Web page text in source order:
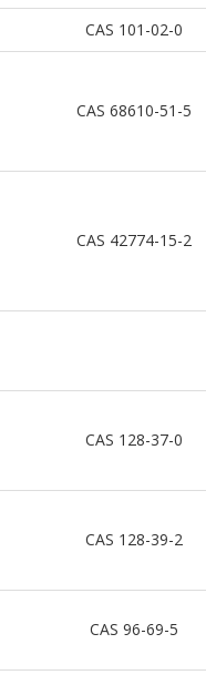
CAS 101-02-0
CAS 68610-51-5
CAS 42774-15-2
CAS 128-37-0
CAS 128-39-2
CAS 96-69-5